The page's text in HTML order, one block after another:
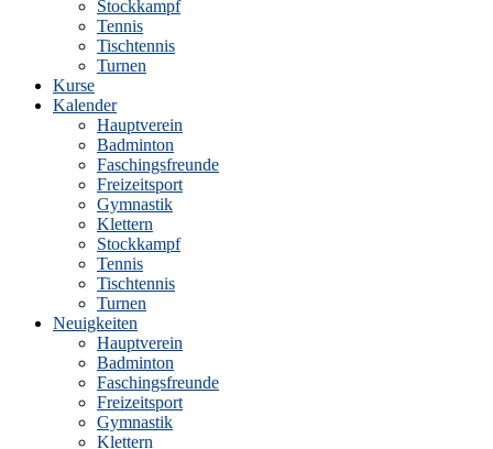
Stockkampf
Tennis
Tischtennis
Turnen
Kurse
Kalender
Hauptverein
Badminton
Faschingsfreunde
Freizeitsport
Gymnastik
Klettern
Stockkampf
Tennis
Tischtennis
Turnen
Neuigkeiten
Hauptverein
Badminton
Faschingsfreunde
Freizeitsport
Gymnastik
Klettern